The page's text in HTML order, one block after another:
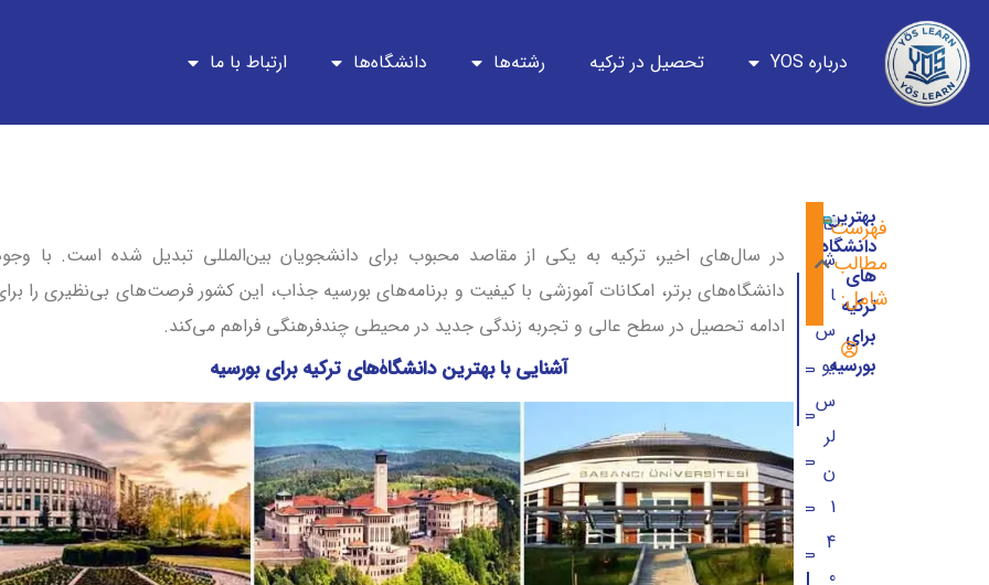
درباره YOS تحصیل در ترکیه رشته‌ها دانشگاه‌ها ارتباط با ما
بهترین
دانشگاه
های
ترکیه
برای
بورسیه
کار
شن
ا
س
یو
س
لر
ن
1
4
0
فهرست
مطالب
شامل:
آشنایی با بهترین دانشگاه‌ٰهای ترکیه برای بورسیه
دانشگاه سلیمان دمیرل
دانشگاه فنی خاورمیانه
دانشگاه استانبول
در سال‌های اخیر، ترکیه به یکی از مقاصد محبوب برای دانشجویان بین‌المللی تبدیل شده است. با
دانشگاه‌های برتر، امکانات آموزشی با کیفیت و برنامه‌های بورسیه جذاب، این کشور فرصت‌های بی‌نظیری را
ادامه تحصیل در سطح عالی و تجربه زندگی جدید در محیطی چندفرهنگی فراهم می‌کند.
آشنایی با بهترین دانشگاه‌ٰهای ترکیه برای بورسیه